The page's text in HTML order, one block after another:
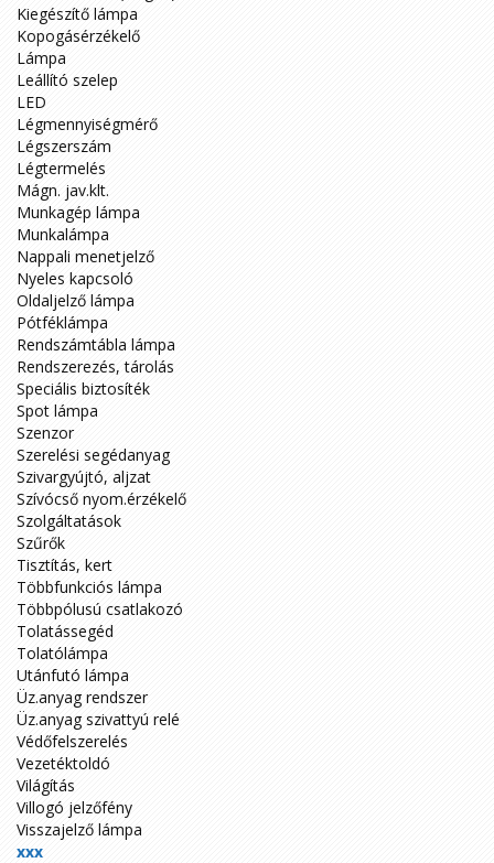
Kiegészítő lámpa
Kopogásérzékelő
Lámpa
Leállító szelep
LED
Légmennyiségmérő
Légszerszám
Légtermelés
Mágn. jav.klt.
Munkagép lámpa
Munkalámpa
Nappali menetjelző
Nyeles kapcsoló
Oldaljelző lámpa
Pótféklámpa
Rendszámtábla lámpa
Rendszerezés, tárolás
Speciális biztosíték
Spot lámpa
Szenzor
Szerelési segédanyag
Szivargyújtó, aljzat
Szívócső nyom.érzékelő
Szolgáltatások
Szűrők
Tisztítás, kert
Többfunkciós lámpa
Többpólusú csatlakozó
Tolatássegéd
Tolatólámpa
Utánfutó lámpa
Üz.anyag rendszer
Üz.anyag szivattyú relé
Védőfelszerelés
Vezetéktoldó
Világítás
Villogó jelzőfény
Visszajelző lámpa
xxx